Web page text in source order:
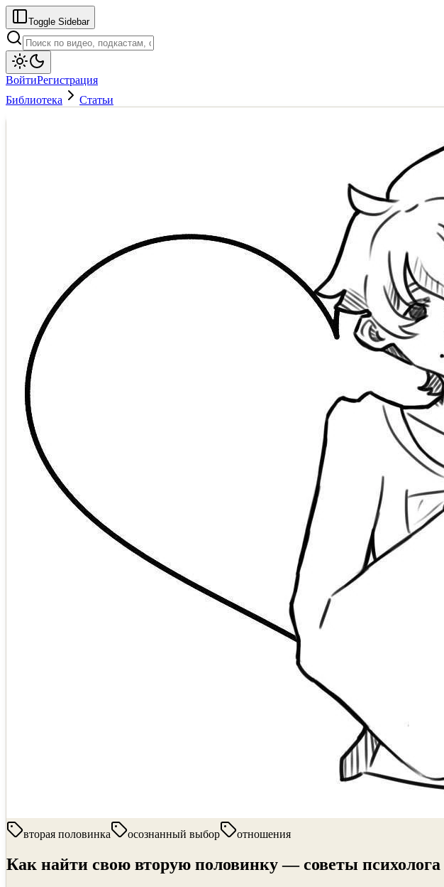
Toggle Sidebar
ВойтиРегистрация
Библиотека
Статьи
вторая половинка осознанный выбор отношения
Как найти свою вторую половинку — советы психолога